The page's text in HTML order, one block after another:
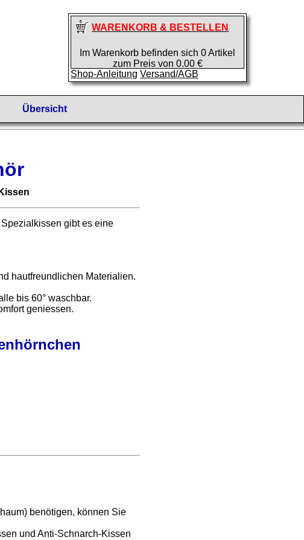
WARENKORB & BESTELLEN
Im Warenkorb befinden sich 0 Artikel
zum Preis von 0.00 €
Shop-Anleitung Versand/AGB
Übersicht
gibt es eine
hautfreundlichen Materialien.
bis 60° waschbar.
geniessen.
benötigen, können Sie
und Anti-Schnarch-Kissen